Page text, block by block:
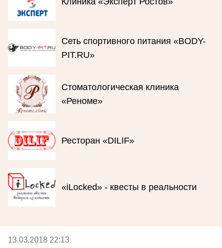
Сеть спортивного питания «BODY-
PIT.RU»
Стоматологическая клиника
«Реноме»
Ресторан «DILIF»
«iLocked» - квесты в реальности
13.03.2018 22:13